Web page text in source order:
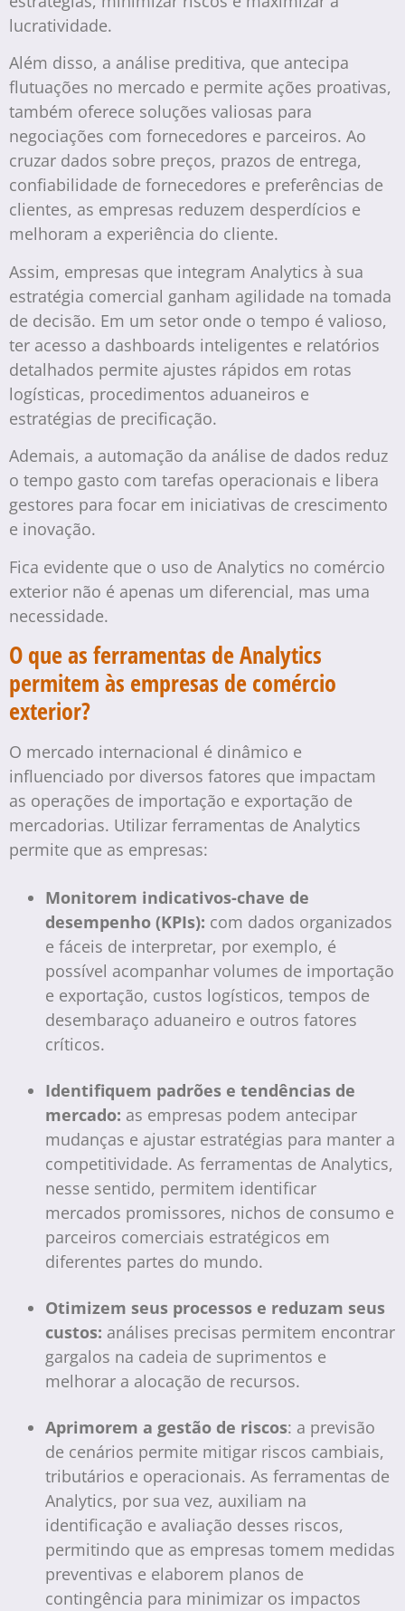
lucratividade.
Além disso, a análise preditiva, que antecipa
flutuações no mercado e permite ações proativas,
também oferece soluções valiosas para
negociações com fornecedores e parceiros. Ao
cruzar dados sobre preços, prazos de entrega,
confiabilidade de fornecedores e preferências de
clientes, as empresas reduzem desperdícios e
melhoram a experiência do cliente.
Assim, empresas que integram Analytics à sua
estratégia comercial ganham agilidade na tomada
de decisão. Em um setor onde o tempo é valioso,
ter acesso a dashboards inteligentes e relatórios
detalhados permite ajustes rápidos em rotas
logísticas, procedimentos aduaneiros e
estratégias de precificação.
Ademais, a automação da análise de dados reduz
o tempo gasto com tarefas operacionais e libera
gestores para focar em iniciativas de crescimento
e inovação.
Fica evidente que o uso de Analytics no comércio
exterior não é apenas um diferencial, mas uma
necessidade.
O que as ferramentas de Analytics
permitem às empresas de comércio
exterior?
O mercado internacional é dinâmico e
influenciado por diversos fatores que impactam
as operações de importação e exportação de
mercadorias. Utilizar ferramentas de Analytics
permite que as empresas:
Monitorem indicativos-chave de
desempenho (KPIs): com dados organizados
e fáceis de interpretar, por exemplo, é
possível acompanhar volumes de importação
e exportação, custos logísticos, tempos de
desembaraço aduaneiro e outros fatores
críticos.
Identifiquem padrões e tendências de
mercado: as empresas podem antecipar
mudanças e ajustar estratégias para manter a
competitividade. As ferramentas de Analytics,
nesse sentido, permitem identificar
mercados promissores, nichos de consumo e
parceiros comerciais estratégicos em
diferentes partes do mundo.
Otimizem seus processos e reduzam seus
custos: análises precisas permitem encontrar
gargalos na cadeia de suprimentos e
melhorar a alocação de recursos.
Aprimorem a gestão de riscos: a previsão
de cenários permite mitigar riscos cambiais,
tributários e operacionais. As ferramentas de
Analytics, por sua vez, auxiliam na
identificação e avaliação desses riscos,
permitindo que as empresas tomem medidas
preventivas e elaborem planos de
contingência para minimizar os impactos